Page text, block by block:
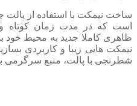
ساخت نیمکت با استفاده از پالت
است که در مدت زمان کوتاه
ظاهری کاملا جدید به محیط خود
نیمکت هایی زیبا و کاربردی
شطرنجی با پالت، منبع سرگرمی